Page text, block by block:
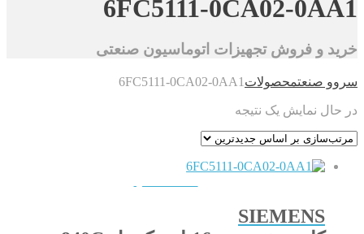
6FC5111-0CA02-0AA1
خرید و فروش تجهیزات اتوماسیون صنعتی
سروو صنعتمحصولات 6FC5111-0CA02-0AA1
در حال نمایش یک نتیجه
SIEMENS